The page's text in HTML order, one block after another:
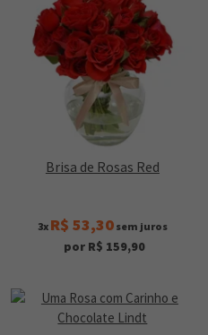
Brisa de Rosas Red
3x R$ 53,30sem juros
por R$ 159,90